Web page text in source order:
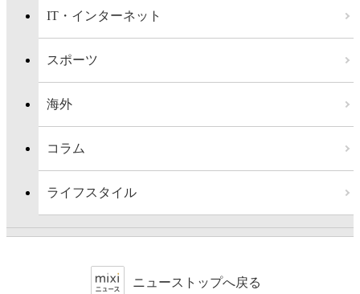
IT・インターネット
スポーツ
海外
コラム
ライフスタイル
ニューストップへ戻る